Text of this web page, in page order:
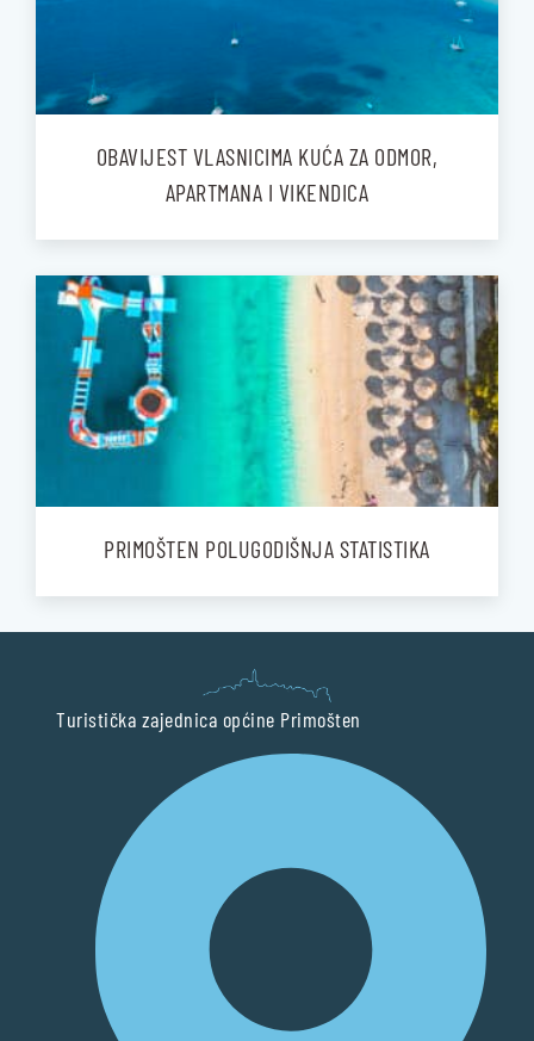
OBAVIJEST VLASNICIMA KUĆA ZA ODMOR,
APARTMANA I VIKENDICA
PRIMOŠTEN POLUGODIŠNJA STATISTIKA
Turistička zajednica općine Primošten